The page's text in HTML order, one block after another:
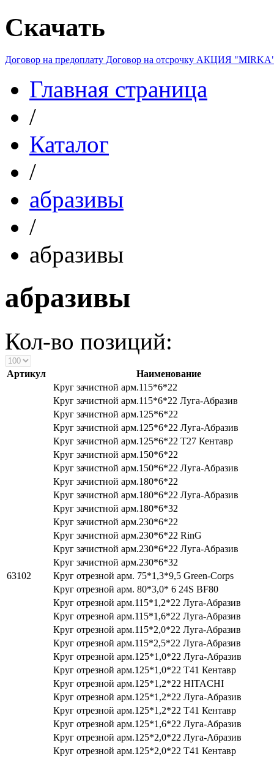
Скачать
Договор на предоплату Договор на отсрочку АКЦИЯ
Главная страница
/
Каталог
/
абразивы
/
абразивы
абразивы
Кол-во позиций:
Артикул
Наименование
Круг зачистной арм.115*6*22
Круг зачистной арм.115*6*22 Луга-Абразив
Круг зачистной арм.125*6*22
Круг зачистной арм.125*6*22 Луга-Абразив
Круг зачистной арм.125*6*22 Т27 Кентавр
Круг зачистной арм.150*6*22
Круг зачистной арм.150*6*22 Луга-Абразив
Круг зачистной арм.180*6*22
Круг зачистной арм.180*6*22 Луга-Абразив
Круг зачистной арм.180*6*32
Круг зачистной арм.230*6*22
Круг зачистной арм.230*6*22 RinG
Круг зачистной арм.230*6*22 Луга-Абразив
Круг зачистной арм.230*6*32
63102
Круг отрезной арм. 75*1,3*9,5 Green-Corps
Круг отрезной арм. 80*3,0* 6 24S BF80
Круг отрезной арм.115*1,2*22 Луга-Абразив
Круг отрезной арм.115*1,6*22 Луга-Абразив
Круг отрезной арм.115*2,0*22 Луга-Абразив
Круг отрезной арм.115*2,5*22 Луга-Абразив
Круг отрезной арм.125*1,0*22 Луга-Абразив
Круг отрезной арм.125*1,0*22 Т41 Кентавр
Круг отрезной арм.125*1,2*22 HITACHI
Круг отрезной арм.125*1,2*22 Луга-Абразив
Круг отрезной арм.125*1,2*22 Т41 Кентавр
Круг отрезной арм.125*1,6*22 Луга-Абразив
Круг отрезной арм.125*2,0*22 Луга-Абразив
Круг отрезной арм.125*2,0*22 Т41 Кентавр